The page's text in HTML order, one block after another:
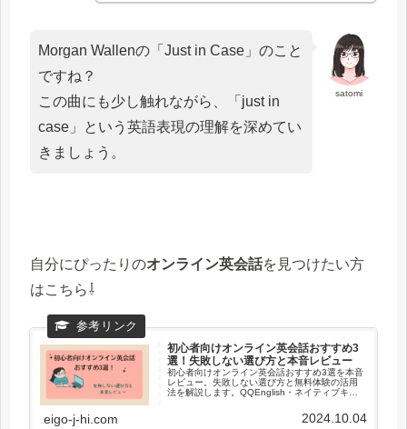
satomi
Morgan Wallenの「Just in Case」のこと
ですね？
この曲にも少し触れながら、「just in
case」という英語表現の理解を深めてい
きましょう。
自分にぴったりのオンライン英会話を見つけたい方
はこちら⇩
初心者向けオンライン英会話おすすめ3
選！失敗しない選び方と本音レビュー
初心者向けオンライン英会話おすすめ3選を本音
レビュー。失敗しない選び方と無料体験の活用
法を解説します。QQEnglish・ネイティブキャ
eigo-j-hi.com 2024.10.04